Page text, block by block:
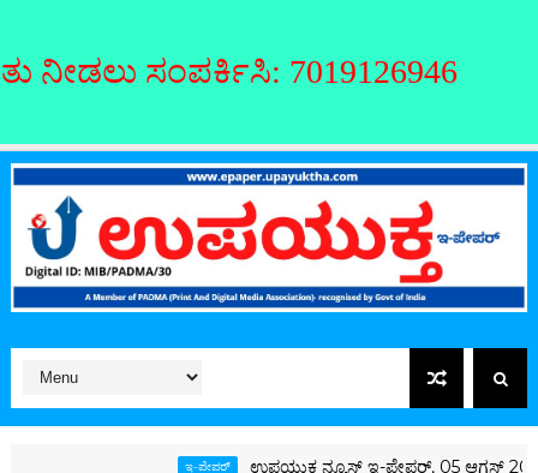
ಸಂಪರ್ಕಿಸಿ: 7019126946
ಉಪಯುಕ್ತ ನ್ಯೂಸ್ ಇ-ಪೇಪರ್, 05 ಆಗಸ್ಟ್ 2026,